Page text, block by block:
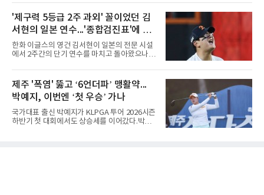
받았으나, 지난해 상금순위 75위에 그쳐 시드순
위전으로 밀렸고 본선에서도 78위에
행배 전국중고배구대회 18세 이하 여자부 결승
에서 선명여고를 세트스코어 3-1(13-25, 25-14,
25-17, 25-10)로 물리치고 우승을 차지했다.첫
세트를 13-25로 내주며 불안하게 출발한 중앙여
고는 이후 조직력을 되찾아 2세트부터 경기 주
도권을 완전히 장악했다. 강한 서브와 탄탄한 수
비를 앞세워 내리 세 세트를 따내며 짜릿한 역전
권대회 결승에서 모두 선명여고에 패해 준우승
에 머물렀다. 그러나 세 번째
'제구력 5등급 2주 과외' 꼴이었던 김
서현의 일본 연수...'종합검진표'에 불
과
한화 이글스의 영건 김서현이 일본의 전문 시설
에서 2주간의 단기 연수를 마치고 돌아왔으나,
출하며 야구 팬들과 전문가들 사이에 씁쓸한 뒷
맛을 남기고 있다.출국 당시만 해도 선수의 고질
적인 제구 문제를 해결할 특효약이 될 것처럼 포
장되었던 이번 연수는, 뚜껑을 열어보니 '제구력
5등급에게 2주짜리 족집게 과외를 붙여 1등급을
기대한 꼴'이었다는 냉정한 평가를 피하기 어렵
게 됐다.야구에서 투수의 제구력은 오랜 시간 투
제주 '폭염' 뚫고 ‘6언더파’ 맹활약...
박예지, 이번엔 ‘첫 우승’ 가나
국가대표 출신 박예지가 KLPGA 투어 2026시즌
하반기 첫 대회에서도 상승세를 이어갔다.박예